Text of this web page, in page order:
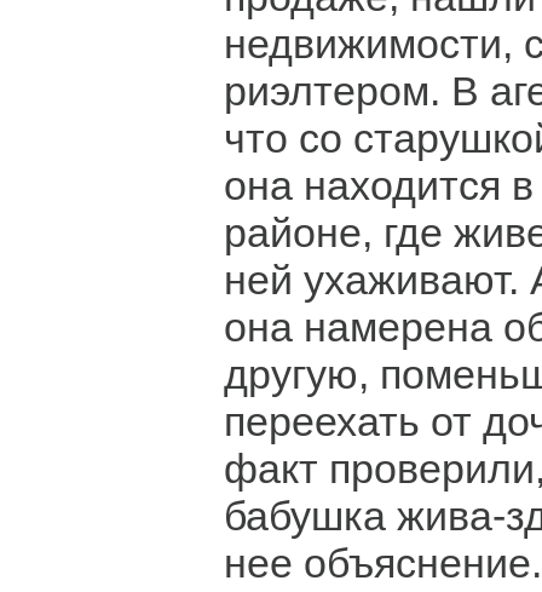
недвижимости,
риэлтером. В
что со
она находится
районе, где
ней ухаживают.
она намерена
другую,
переехать от
факт
бабушка жива-
нее объяснение.